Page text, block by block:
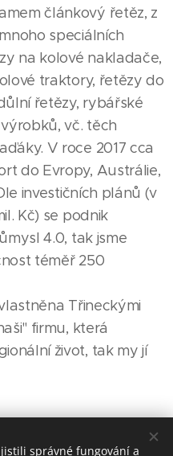
článkový řetěz, z
speciálních
na kolové nakladače,
traktory, řetězy do
řetězy, rybářské
vč. těch
V roce 2017 cca
do Evropy, Austrálie,
investičních plánů (v
Kč) se podnik
4.0, tak jsme
téměř 250
Třineckými
firmu, která
život, tak my jí
správné fungování a